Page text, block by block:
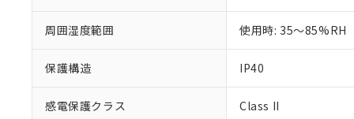
周囲湿度範囲 使用時: 35～85%RH
保護構造 IP40
感電保護クラス Class II
51物質の非含有証
※本証明書は発行
また、RoHS指令
混在することから